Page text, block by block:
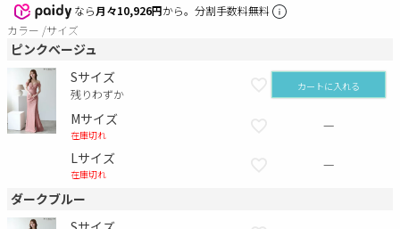
なら月々10,926円から。分割手数料無料
カラー サイズ
ピンクべージュ
Sサイズ
残りわずか カートに入れる
Mサイズ
在庫切れ
—
Lサイズ
在庫切れ
—
ダークブルー